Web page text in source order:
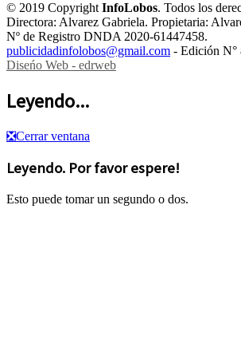
© 2019 CopyrightInfoLobos. Todos los
Directora: Alvarez Gabriela. Propietaria:
Nº de Registro DNDA 2020-61447458.
publicidadinfolobos@gmail.com - Edición N°
Diseńo Web - edrweb
Leyendo...
❎Cerrar ventana
Leyendo. Por favor espere!
Esto puede tomar un segundo o dos.